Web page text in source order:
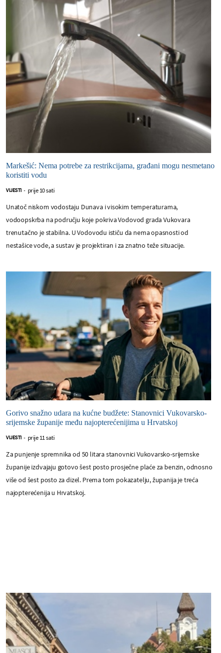
Markešić: Nema potrebe za restrikcijama, građani mogu nesmetano
koristiti vodu
VIJESTI - prije 10 sati
Unatoč niskom vodostaju Dunava i visokim temperaturama,
vodoopskrba na području koje pokriva Vodovod grada Vukovara
trenutačno je stabilna. U Vodovodu ističu da nema opasnosti od
nestašice vode, a sustav je projektiran i za znatno teže situacije.
Gorivo snažno udara na kućne budžete: Stanovnici Vukovarsko-
srijemske županije među najopterećenijima u Hrvatskoj
VIJESTI - prije 11 sati
Za punjenje spremnika od 50 litara stanovnici Vukovarsko-srijemske
županije izdvajaju gotovo šest posto prosječne plaće za benzin, odnosno
više od šest posto za dizel. Prema tom pokazatelju, županija je treća
najopterećenija u Hrvatskoj.